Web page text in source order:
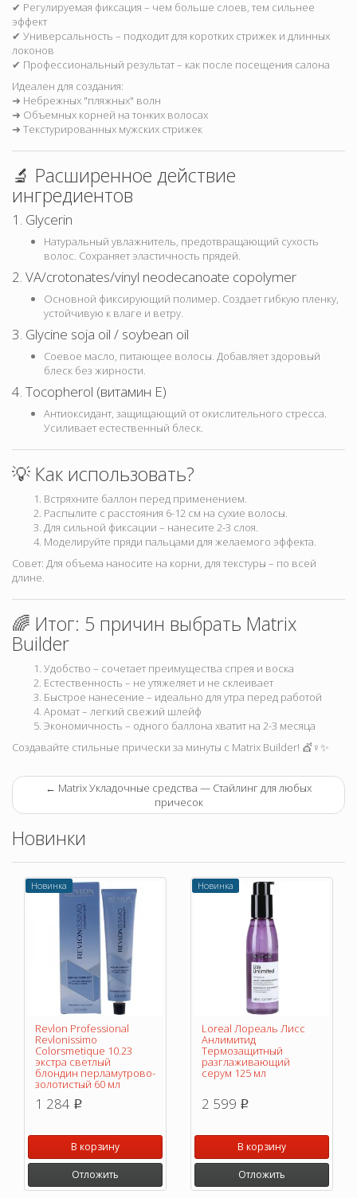
✔ Регулируемая фиксация – чем больше слоев, тем сильнее
эффект
✔ Универсальность – подходит для коротких стрижек и длинных
локонов
✔ Профессиональный результат – как после посещения салона
Идеален для создания:
➜ Небрежных "пляжных" волн
➜ Объемных корней на тонких волосах
➜ Текстурированных мужских стрижек
🔬 Расширенное действие
ингредиентов
1. Glycerin
Натуральный увлажнитель, предотвращающий сухость
волос. Сохраняет эластичность прядей.
2. VA/crotonates/vinyl neodecanoate copolymer
Основной фиксирующий полимер. Создает гибкую пленку,
устойчивую к влаге и ветру.
3. Glycine soja oil / soybean oil
Соевое масло, питающее волосы. Добавляет здоровый
блеск без жирности.
4. Tocopherol (витамин E)
Антиоксидант, защищающий от окислительного стресса.
Усиливает естественный блеск.
💡 Как использовать?
Встряхните баллон перед применением.
Распылите с расстояния 6-12 см на сухие волосы.
Для сильной фиксации – нанесите 2-3 слоя.
Моделируйте пряди пальцами для желаемого эффекта.
Совет: Для объема наносите на корни, для текстуры – по всей
длине.
🌈 Итог: 5 причин выбрать Matrix
Builder
Удобство – сочетает преимущества спрея и воска
Естественность – не утяжеляет и не склеивает
Быстрое нанесение – идеально для утра перед работой
Аромат – легкий свежий шлейф
Экономичность – одного баллона хватит на 2-3 месяца
Создавайте стильные прически за минуты с Matrix Builder! 💇♀️✨
← Matrix Укладочные средства — Стайлинг для любых
причесок
Новинки
Новинка
Revlon Professional
Revlonissimo
Colorsmetique 10.23
экстра светлый
блондин перламутрово-
золотистый 60 мл
1 284 p
В корзину
Отложить
Новинка
Loreal Лореаль Лисс
Анлимитид
Термозащитный
разглаживающий
серум 125 мл
2 599 p
В корзину
Отложить